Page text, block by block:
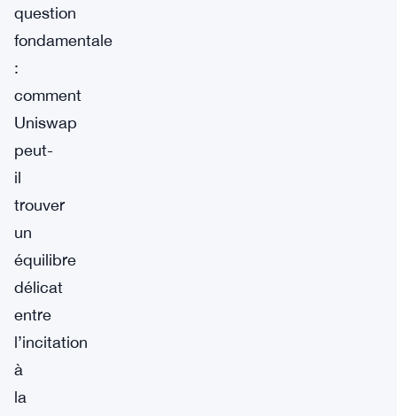
question
fondamentale
:
comment
Uniswap
peut-
il
trouver
un
équilibre
délicat
entre
l’incitation
à
la